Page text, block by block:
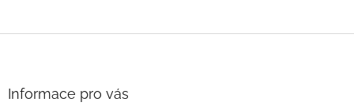
Informace pro vás